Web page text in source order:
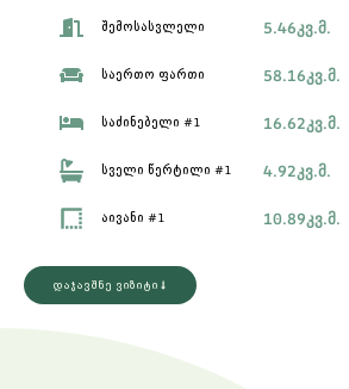
შემოსასვლელი 5.46კვ.მ.
საერთო ფართი 58.16კვ.მ.
საძინებელი #1 16.62კვ.მ.
სველი წერტილი #1 4.92კვ.მ.
აივანი #1 10.89კვ.მ.
დაჯავშნე ვიზიტი